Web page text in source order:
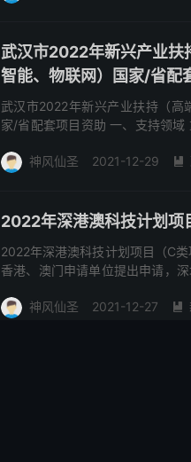
武汉市2022年新兴产业扶
智能、物联网）国家/省配
武汉市2022年新兴产业扶持（高
家/省配套项目资助 一、支持领域
神风仙圣 2021-12-29 
2022年深港澳科技计划项
2022年深港澳科技计划项目（C
香港、澳门申请单位提出申请，
神风仙圣 2021-12-27 